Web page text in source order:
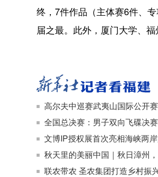
终，7件作品（主体赛6件、
届之最。此外，厦门大学、福
高尔夫中巡赛武夷山国际公开
全国总决赛：男子双向飞碟决
文博IP授权展首次亮相海峡两
秋天里的美丽中国｜秋日漳州
联农带农 圣农集团打造乡村振